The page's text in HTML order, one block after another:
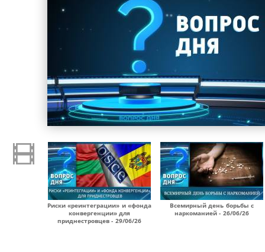
Риски «реинтеграции» и «фонда
конвергенции» для
приднестровцев - 29/06/26
Всемирный день борьбы с
наркоманией - 26/06/26